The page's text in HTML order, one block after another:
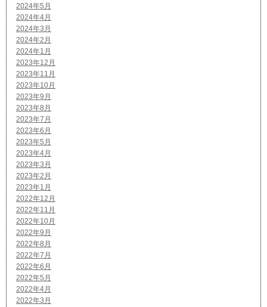
2024年5月
2024年4月
2024年3月
2024年2月
2024年1月
2023年12月
2023年11月
2023年10月
2023年9月
2023年8月
2023年7月
2023年6月
2023年5月
2023年4月
2023年3月
2023年2月
2023年1月
2022年12月
2022年11月
2022年10月
2022年9月
2022年8月
2022年7月
2022年6月
2022年5月
2022年4月
2022年3月